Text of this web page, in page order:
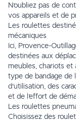
N’oubliez pas de
vos appareils et de
Les roulettes
mécaniques
Ici, Provence-
destinées aux
meubles, chariots et
type de bandage de
d’utilisation, des
et de l’effort de
Les roulettes
Choisissez des